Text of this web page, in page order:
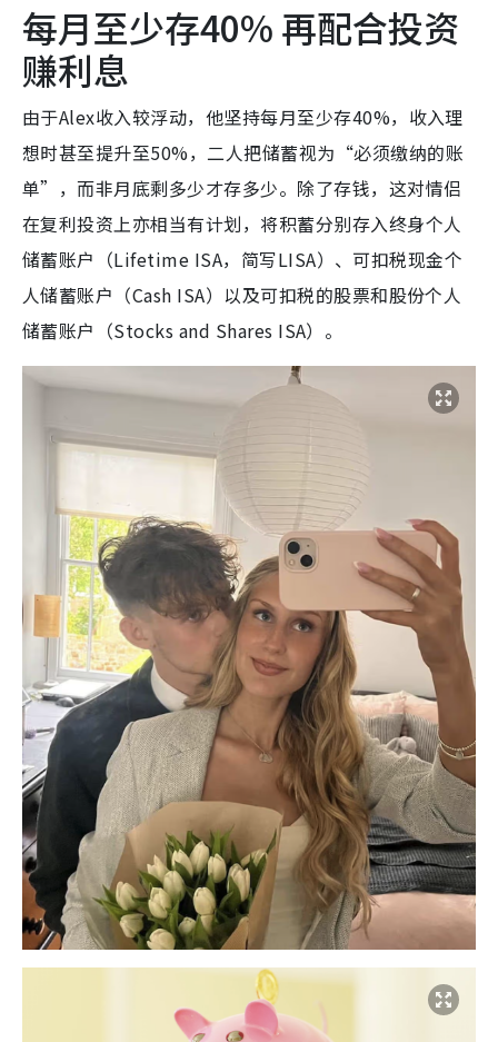
每月至少存40% 再配合投资
赚利息
由于Alex收入较浮动，他坚持每月至少存40%，收入理
想时甚至提升至50%，二人把储蓄视为“必须缴纳的账
单”，而非月底剩多少才存多少。除了存钱，这对情侣
在复利投资上亦相当有计划，将积蓄分别存入终身个人
储蓄账户（Lifetime ISA，简写LISA）、可扣税现金个
人储蓄账户（Cash ISA）以及可扣税的股票和股份个人
储蓄账户（Stocks and Shares ISA）。